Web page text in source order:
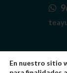
En nuestro sitio